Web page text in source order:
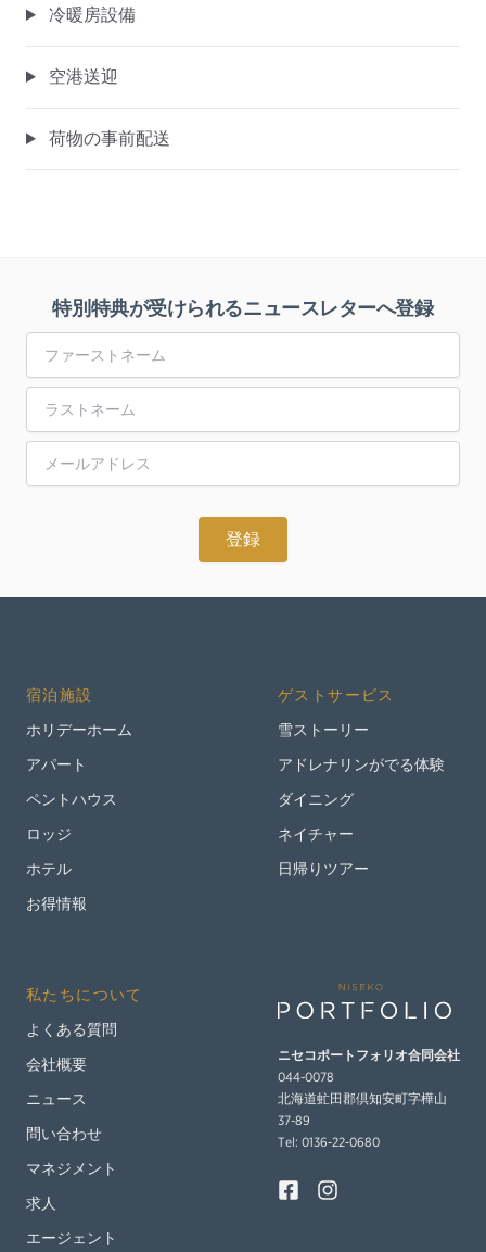
冷暖房設備
空港送迎
荷物の事前配送
特別特典が受けられるニュースレターへ登録
宿泊施設
ホリデーホーム
アパート
ペントハウス
ロッジ
ホテル
お得情報
ゲストサービス
雪ストーリー
アドレナリンがでる体験
ダイニング
ネイチャー
日帰りツアー
私たちについて
よくある質問
会社概要
ニュース
問い合わせ
マネジメント
求人
エージェント
ニセコポートフォリオ合同会社
044-0078
北海道虻田郡倶知安町字樺山
37-89
Tel: 0136‐22‐0680